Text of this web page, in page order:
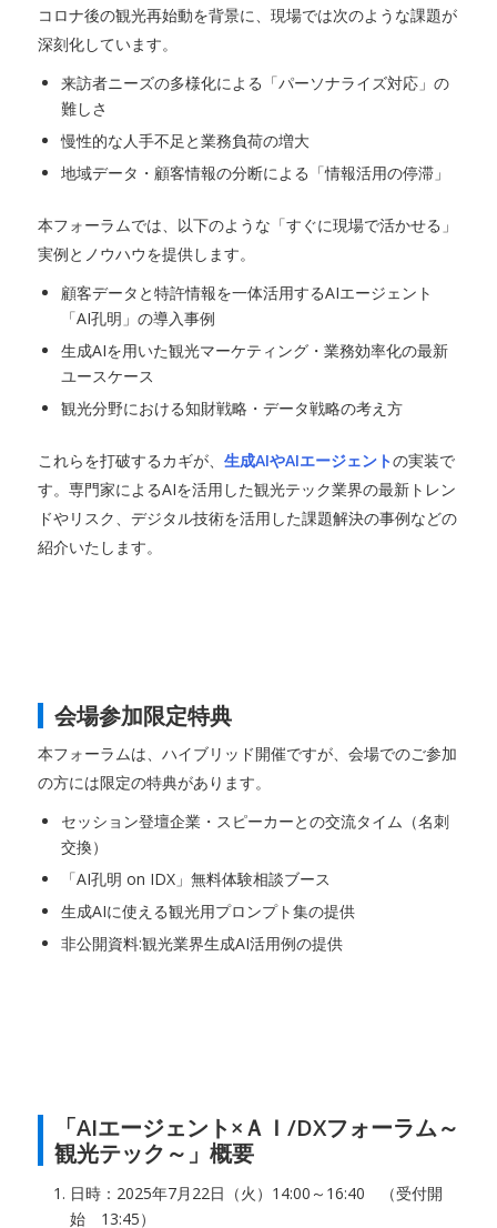
コロナ後の観光再始動を背景に、現場では次のような課題が
深刻化しています。
来訪者ニーズの多様化による「パーソナライズ対応」の
難しさ
慢性的な人手不足と業務負荷の増大
地域データ・顧客情報の分断による「情報活用の停滞」
本フォーラムでは、以下のような「すぐに現場で活かせる」
実例とノウハウを提供します。
顧客データと特許情報を一体活用するAIエージェント
「AI孔明」の導入事例
生成AIを用いた観光マーケティング・業務効率化の最新
ユースケース
観光分野における知財戦略・データ戦略の考え方
これらを打破するカギが、 生成AIやAIエージェントの実装で
す。専門家によるAIを活用した観光テック業界の最新トレン
ドやリスク、デジタル技術を活用した課題解決の事例などの
紹介いたします。
会場参加限定特典
本フォーラムは、ハイブリッド開催ですが、会場でのご参加
の方には限定の特典があります。
セッション登壇企業・スピーカーとの交流タイム（名刺
交換）
「AI孔明 on IDX」無料体験相談ブース
生成AIに使える観光用プロンプト集の提供
非公開資料:観光業界生成AI活用例の提供
「AIエージェント×ＡＩ/DXフォーラム～
観光テック～」概要
日時：2025年7月22日（火）14:00～16:40 （受付開
始 13:45）